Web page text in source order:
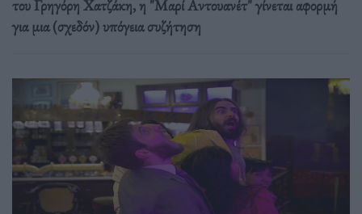
του Γρηγόρη Χατζάκη, η "Μαρί Αντουανέτ" γίνεται αφορμή
για μια (σχεδόν) υπόγεια συζήτηση